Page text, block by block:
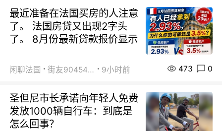
最近准备在法国买房的人注意
了。 法国房贷又出现2字头
了。 8月份最新贷款报价显示
闲聊法国 街友90454511 9小时前 473 0
圣但尼市长承诺向年轻人免费
发放1000辆自行车：到底是
怎么回事？